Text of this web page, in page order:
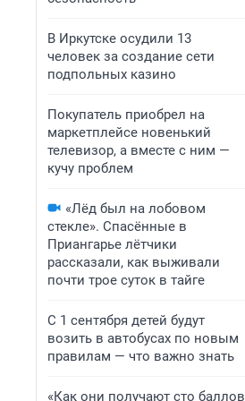
В Иркутске осудили 13
человек за создание сети
подпольных казино
Покупатель приобрел на
маркетплейсе новенький
телевизор, а вместе с ним —
кучу проблем
«Лёд был на лобовом
стекле». Спасённые в
Приангарье лётчики
рассказали, как выживали
почти трое суток в тайге
С 1 сентября детей будут
возить в автобусах по новым
правилам — что важно знать
«Как они получают сто баллов